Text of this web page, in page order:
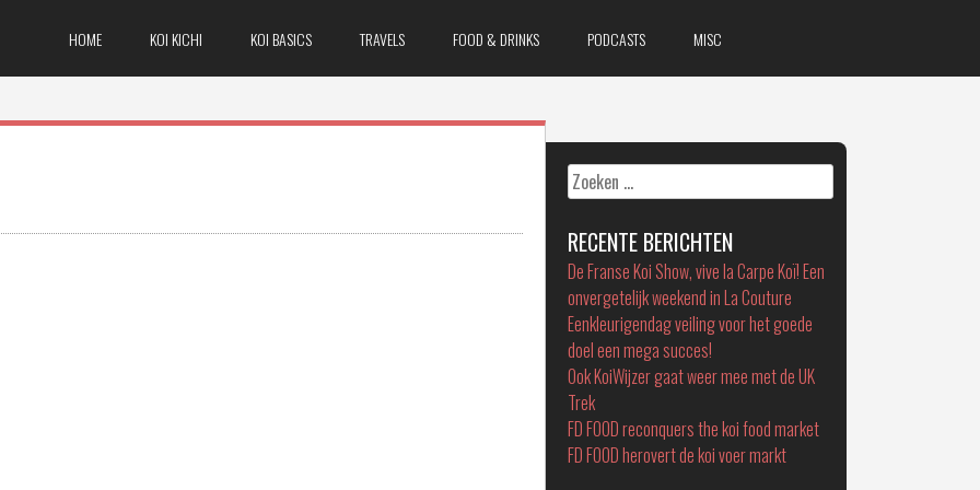
HOME KOI KICHI KOI BASICS TRAVELS FOOD & DRINKS PODCASTS MISC
Zoeken
naar:
RECENTE BERICHTEN
De Franse Koi Show, vive la Carpe Koï! Een
onvergetelijk weekend in La Couture
Eenkleurigendag veiling voor het goede
doel een mega succes!
Ook KoiWijzer gaat weer mee met de UK
Trek
FD FOOD reconquers the koi food market
FD FOOD herovert de koi voer markt